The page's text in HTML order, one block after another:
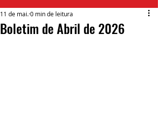
Boletim de Abril de 2026
11 de mai.0 min de leitura